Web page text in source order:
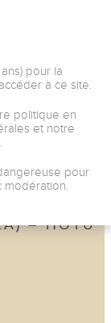
– HOTU
pour la
à ce site.
politique en
et notre
pour
modération.